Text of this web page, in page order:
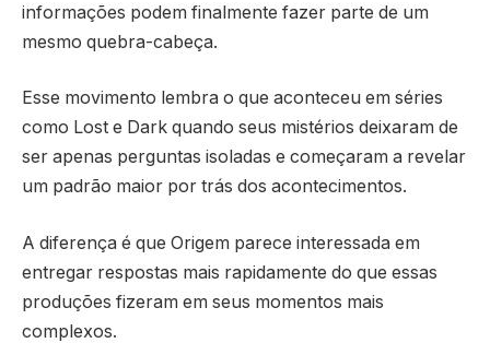
informações podem finalmente fazer parte de um
mesmo quebra-cabeça.
Esse movimento lembra o que aconteceu em séries
como Lost e Dark quando seus mistérios deixaram de
ser apenas perguntas isoladas e começaram a revelar
um padrão maior por trás dos acontecimentos.
A diferença é que Origem parece interessada em
entregar respostas mais rapidamente do que essas
produções fizeram em seus momentos mais
complexos.